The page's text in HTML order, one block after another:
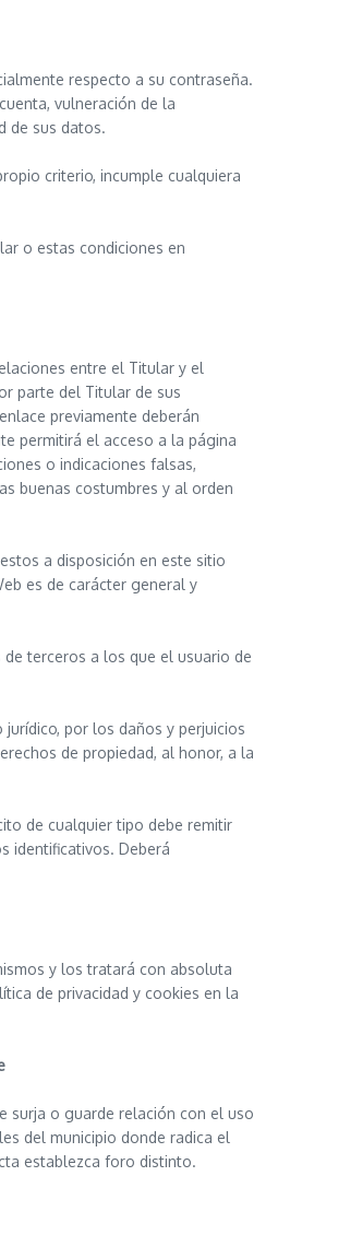
respecto a su contraseña.
vulneración de la
de sus datos.
criterio, incumple cualquiera
o estas condiciones en
entre el Titular y el
parte del Titular de sus
previamente deberán
permitirá el acceso a la página
o indicaciones falsas,
buenas costumbres y al orden
a disposición en este sitio
es de carácter general y
terceros a los que el usuario de
por los daños y perjuicios
de propiedad, al honor, a la
de cualquier tipo debe remitir
identificativos. Deberá
y los tratará con absoluta
de privacidad y cookies en la
surja o guarde relación con el uso
del municipio donde radica el
establezca foro distinto.